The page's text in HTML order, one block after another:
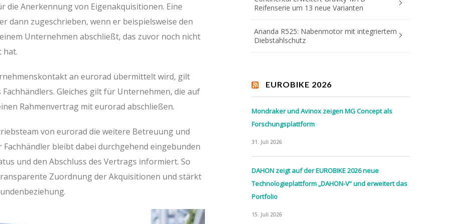
Anerkennung von Eigenakquisitionen. Eine
dann zugeschrieben, wenn er beispielsweise den
Unternehmen abschließt, das zuvor noch nicht
hat.
an eurorad übermittelt wird, gilt
Gleiches gilt für Unternehmen, die auf
Rahmenvertrag mit eurorad abschließen.
von eurorad die weitere Betreuung und
bleibt dabei durchgehend eingebunden
und den Abschluss des Vertrags informiert. So
Zuordnung der Akquisitionen und stärkt
Reifenserie um 13 neue Varianten
Ananda R525: Nabenmotor mit integriertem
Diebstahlschutz
EUROBIKE 2026
Mondraker und Avinox zeigen MG Concept als
Forschungsplattform
31. Juli 2026
DAHON zeigt auf der EUROBIKE 2026 neue
Technologieplattform „DAHON-V“ und erweitert das
Portfolio
15. Juli 2026